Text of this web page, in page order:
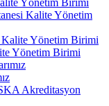
Kalite Yönetim
Yönetim Birimi
Yönetim Birimi
Akreditasyon